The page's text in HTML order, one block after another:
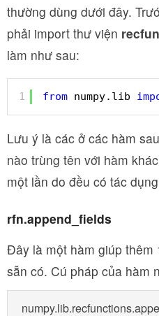
thường dùng dưới đây.
phải import thư viện
làm như sau:
1 from numpy.lib
Lưu ý là các ở các hàm
nào trùng tên với hàm
một lần do đều có tác
rfn.append_fields
Đây là một hàm giúp thêm
sẵn có. Cú pháp của hàm